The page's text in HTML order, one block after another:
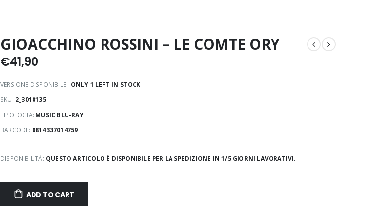
GIOACCHINO ROSSINI – LE COMTE ORY
€41,90
VERSIONE DISPONIBILE:: ONLY 1 LEFT IN STOCK
SKU: 2_3010135
TIPOLOGIA: MUSIC BLU-RAY
BARCODE: 0814337014759
DISPONIBILITÀ: QUESTO ARTICOLO È DISPONIBILE PER LA SPEDIZIONE IN 1/5 GIORNI LAVORATIVI.
ADD TO CART